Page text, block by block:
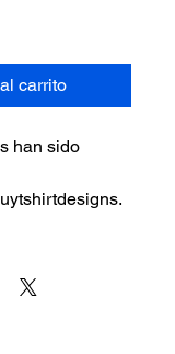
carrito
han sido